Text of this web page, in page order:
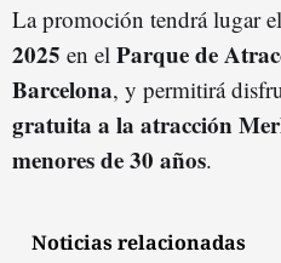
La promoción tendrá lugar el
2025 en el Parque de
Barcelona, y permitirá
gratuita a la atracción
menores de 30 años.
Noticias relacionadas